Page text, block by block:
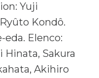
Yuji
Kondô.
eda. Elenco:
Hinata, Sakura
Akihiro